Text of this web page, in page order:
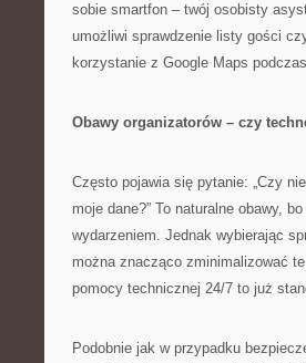
sobie smartfon – twój osobisty
umożliwi sprawdzenie listy gości
korzystanie z Google Maps
Obawy organizatorów – czy
Często pojawia się pytanie: „Czy
moje dane?” To naturalne obawy,
wydarzeniem. Jednak wybierając
można znacząco zminimalizować
pomocy technicznej 24/7 to już
Podobnie jak w przypadku